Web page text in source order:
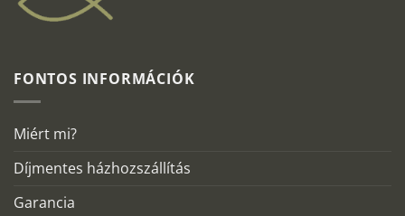
FONTOS INFORMÁCIÓK
Miért mi?
Díjmentes házhozszállítás
Garancia